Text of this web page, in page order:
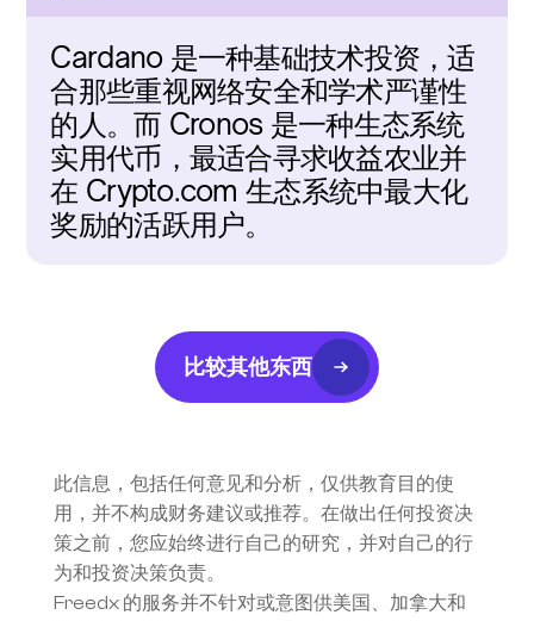
Cardano 是一种基础技术投资，适
合那些重视网络安全和学术严谨性
的人。而 Cronos 是一种生态系统
实用代币，最适合寻求收益农业并
在 Crypto.com 生态系统中最大化
奖励的活跃用户。
比较其他东西
此信息，包括任何意见和分析，仅供教育目的使
用，并不构成财务建议或推荐。在做出任何投资决
策之前，您应始终进行自己的研究，并对自己的行
为和投资决策负责。
Freedx 的服务并不针对或意图供美国、加拿大和